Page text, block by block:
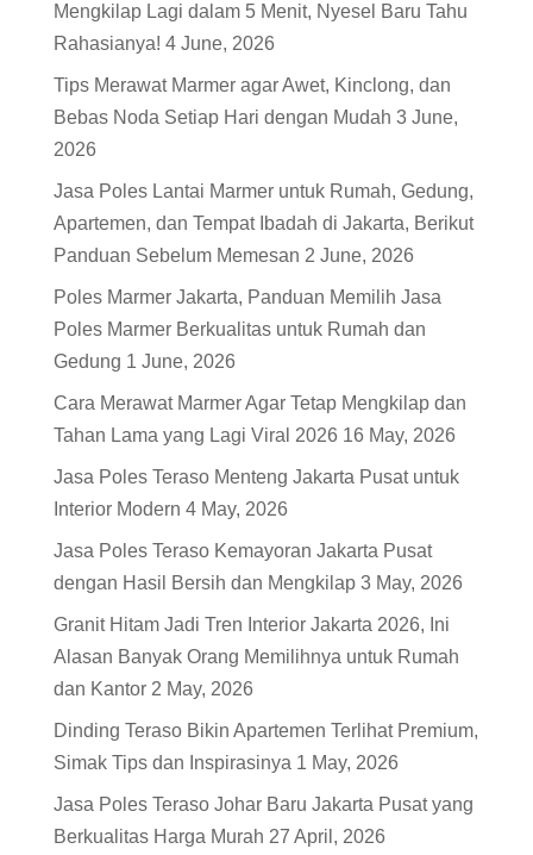
Mengkilap Lagi dalam 5 Menit, Nyesel Baru Tahu
Rahasianya! 4 June, 2026
Tips Merawat Marmer agar Awet, Kinclong, dan
Bebas Noda Setiap Hari dengan Mudah 3 June,
2026
Jasa Poles Lantai Marmer untuk Rumah, Gedung,
Apartemen, dan Tempat Ibadah di Jakarta, Berikut
Panduan Sebelum Memesan 2 June, 2026
Poles Marmer Jakarta, Panduan Memilih Jasa
Poles Marmer Berkualitas untuk Rumah dan
Gedung 1 June, 2026
Cara Merawat Marmer Agar Tetap Mengkilap dan
Tahan Lama yang Lagi Viral 2026 16 May, 2026
Jasa Poles Teraso Menteng Jakarta Pusat untuk
Interior Modern 4 May, 2026
Jasa Poles Teraso Kemayoran Jakarta Pusat
dengan Hasil Bersih dan Mengkilap 3 May, 2026
Granit Hitam Jadi Tren Interior Jakarta 2026, Ini
Alasan Banyak Orang Memilihnya untuk Rumah
dan Kantor 2 May, 2026
Dinding Teraso Bikin Apartemen Terlihat Premium,
Simak Tips dan Inspirasinya 1 May, 2026
Jasa Poles Teraso Johar Baru Jakarta Pusat yang
Berkualitas Harga Murah 27 April, 2026